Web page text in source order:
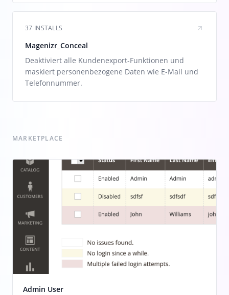
37 INSTALLS
Magenizr_Conceal
Deaktiviert alle Kundenexport-Funktionen und
maskiert personenbezogene Daten wie E-Mail und
Telefonnummer.
MARKETPLACE
Admin User